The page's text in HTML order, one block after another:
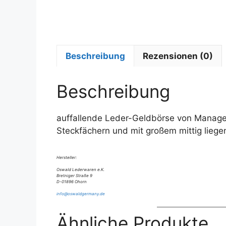
Beschreibung Rezensionen (0)
Beschreibung
auffallende Leder-Geldbörse von
Steckfächern und mit großem mittig
Hersteller:
Oswald Lederwaren e.K.
Bretniger Straße 9
D-01896 Ohorn
info@oswaldgermany.de